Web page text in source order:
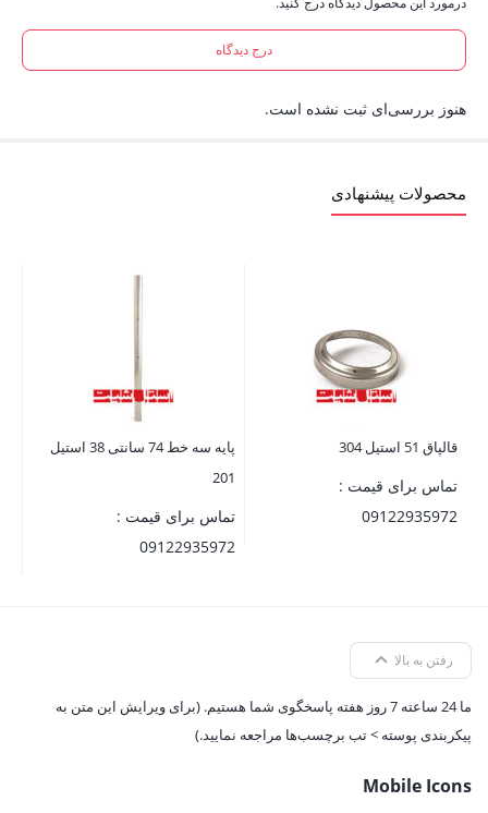
درج دیدگاه
هنوز بررسی‌ای ثبت نشده است.
محصولات پیشنهادی
قالپاق 51 استیل 304
تماس برای قیمت :
09122935972
پایه سه خط 74 سانتی 38 استیل
201
تماس برای قیمت :
09122935972
رفتن به بالا
ما 24 ساعته 7 روز هفته پاسخگوی شما هستیم. (برای ویرایش این متن به
پیکربندی پوسته > تب برچسب‌ها مراجعه نمایید.)
Mobile Icons